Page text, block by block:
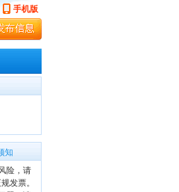
手机版
知
险，请
发票。